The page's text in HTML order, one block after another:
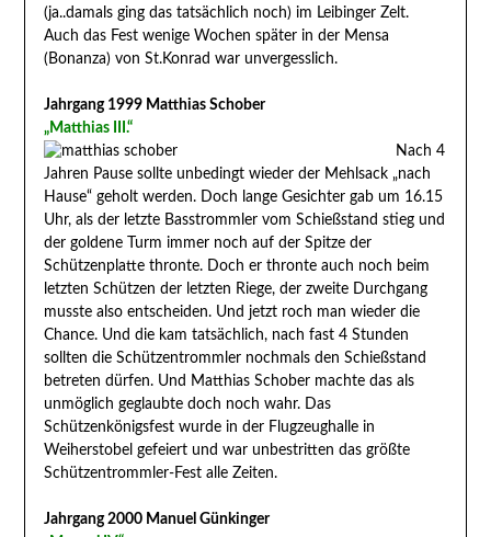
(ja..damals ging das tatsächlich noch) im Leibinger Zelt.
Auch das Fest wenige Wochen später in der Mensa
(Bonanza) von St.Konrad war unvergesslich.
Jahrgang 1999 Matthias Schober
„Matthias III.“
Nach 4
Jahren Pause sollte unbedingt wieder der Mehlsack „nach
Hause“ geholt werden. Doch lange Gesichter gab um 16.15
Uhr, als der letzte Basstrommler vom Schießstand stieg und
der goldene Turm immer noch auf der Spitze der
Schützenplatte thronte. Doch er thronte auch noch beim
letzten Schützen der letzten Riege, der zweite Durchgang
musste also entscheiden. Und jetzt roch man wieder die
Chance. Und die kam tatsächlich, nach fast 4 Stunden
sollten die Schützentrommler nochmals den Schießstand
betreten dürfen. Und Matthias Schober machte das als
unmöglich geglaubte doch noch wahr. Das
Schützenkönigsfest wurde in der Flugzeughalle in
Weiherstobel gefeiert und war unbestritten das größte
Schützentrommler-Fest alle Zeiten.
Jahrgang 2000 Manuel Günkinger